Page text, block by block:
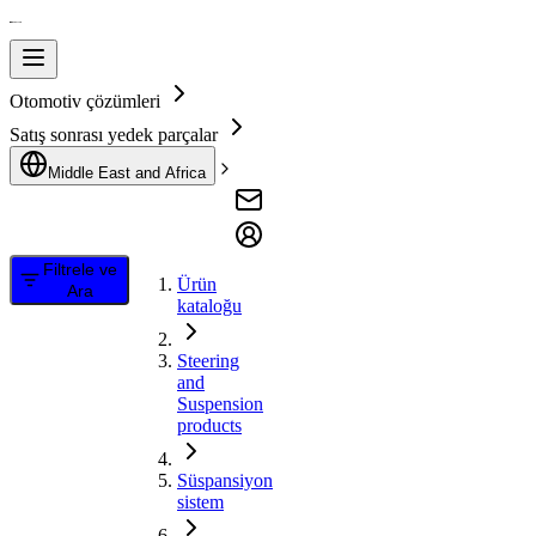
Otomotiv çözümleri
Satış sonrası yedek parçalar
Middle East and Africa
Filtrele ve
Ara
Ürün
kataloğu
Steering
and
Suspension
products
Süspansiyon
sistem